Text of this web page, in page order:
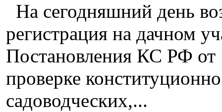
На сегодняшний день
регистрация на дачном
Постановления КС РФ
проверке
садоводческих,...